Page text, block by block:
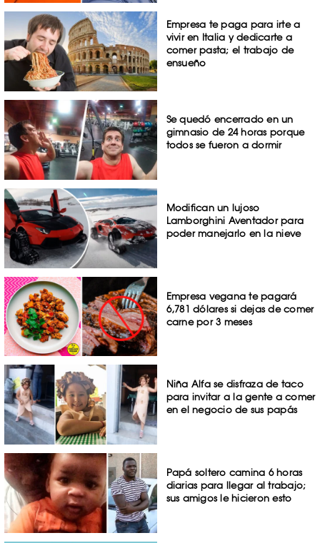
Empresa te paga para irte a
vivir en Italia y dedicarte a
comer pasta; el trabajo de
ensueño
Se quedó encerrado en un
gimnasio de 24 horas porque
todos se fueron a dormir
Modifican un lujoso
Lamborghini Aventador para
poder manejarlo en la nieve
Empresa vegana te pagará
6,781 dólares si dejas de comer
carne por 3 meses
Niña Alfa se disfraza de taco
para invitar a la gente a comer
en el negocio de sus papás
Papá soltero camina 6 horas
diarias para llegar al trabajo;
sus amigos le hicieron esto